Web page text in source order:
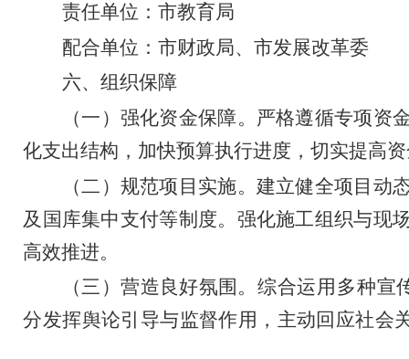
责任单位：市教育局
配合单位：市财政局、市发展改革委
六、组织保障
（一）强化资金保障。 严格遵循专项资
化支出结构，加快预算执行进度，切实提高
（二）规范项目实施。 建立健全项目动
及国库集中支付等制度。强化施工组织与现
高效推进。
（三）营造良好氛围。 综合运用多种宣
分发挥舆论引导与监督作用，主动回应社会